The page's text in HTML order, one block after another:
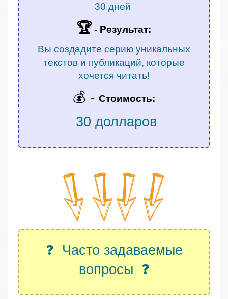
30 дней
🏆 - Результат:
Вы создадите серию уникальных
текстов и публикаций, которые
хочется читать!
💰 - Стоимость:
30 долларов
❓ Часто задаваемые
вопросы ❓